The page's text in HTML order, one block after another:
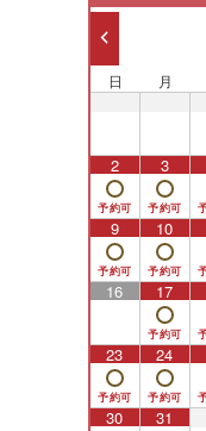
日 月
2 3
9 10
16 17
23 24
30 31